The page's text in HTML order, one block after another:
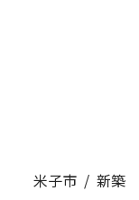
米子市 / 新築